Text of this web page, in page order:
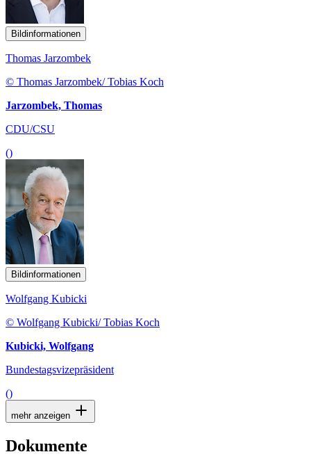
Bildinformationen
Thomas Jarzombek
© Thomas Jarzombek/ Tobias Koch
Jarzombek, Thomas
CDU/CSU
()
Bildinformationen
Wolfgang Kubicki
© Wolfgang Kubicki/ Tobias Koch
Kubicki, Wolfgang
Bundestagsvizepräsident
()
mehr anzeigen
Dokumente